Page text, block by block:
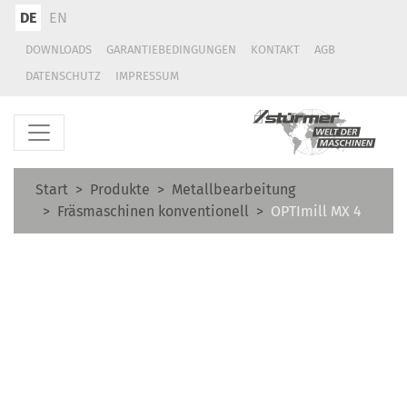
DE EN
DOWNLOADS GARANTIEBEDINGUNGEN KONTAKT
AGB
DATENSCHUTZ
IMPRESSUM
Start Produkte
Metallbearbeitung
Fräsmaschinen konventionell
OPTImill MX 4